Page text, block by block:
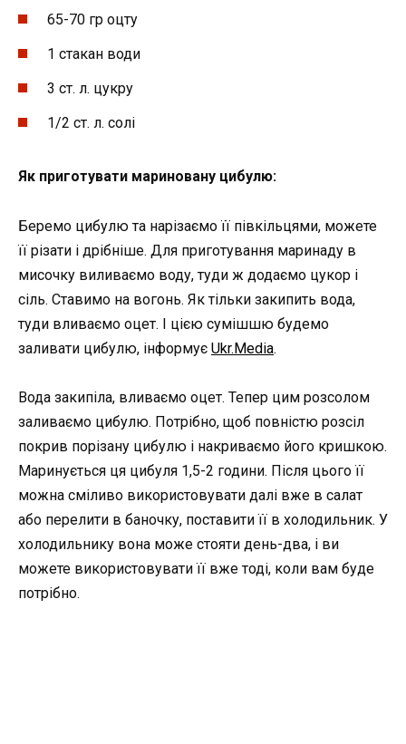
65-70 гр оцту
1 стакан води
3 ст. л. цукру
1/2 ст. л. солі
Як приготувати мариновану цибулю:
Беремо цибулю та нарізаємо її півкільцями, можете
її різати і дрібніше. Для приготування маринаду в
мисочку виливаємо воду, туди ж додаємо цукор і
сіль. Ставимо на вогонь. Як тільки закипить вода,
туди вливаємо оцет. І цією сумішшю будемо
заливати цибулю, інформує Ukr.Media.
Вода закипіла, вливаємо оцет. Тепер цим розсолом
заливаємо цибулю. Потрібно, щоб повністю розсіл
покрив порізану цибулю і накриваємо його кришкою.
Маринується ця цибуля 1,5-2 години. Після цього її
можна сміливо використовувати далі вже в салат
або перелити в баночку, поставити її в холодильник. У
холодильнику вона може стояти день-два, і ви
можете використовувати її вже тоді, коли вам буде
потрібно.